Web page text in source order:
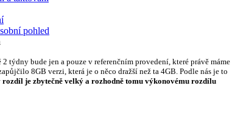
pohled
týdny bude jen a pouze v referenčním provedení, které právě máme
8GB verzi, která je o něco dražší než ta 4GB. Podle nás je to
je zbytečně velký a rozhodně tomu výkonovému rozdílu